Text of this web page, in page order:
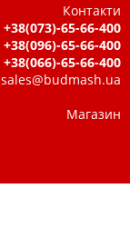
Контакти
+38(073)-65-66-400
+38(096)-65-66-400
+38(066)-65-66-400
sales@budmash.ua
Магазин